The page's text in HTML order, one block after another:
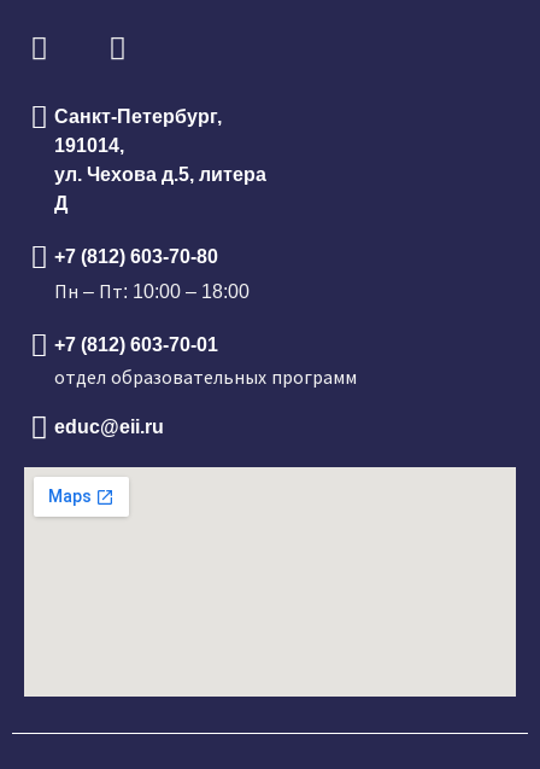
Санкт-Петербург,
191014,
ул. Чехова д.5, литера
Д
+7 (812) 603-70-80
Пн – Пт: 10:00 – 18:00
+7 (812) 603-70-01
отдел образовательных программ
educ@eii.ru